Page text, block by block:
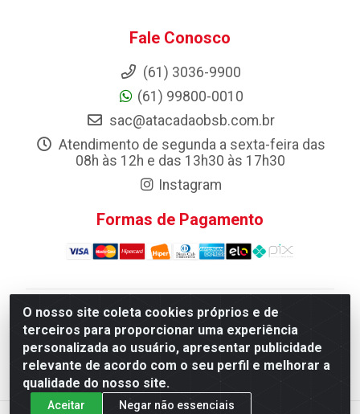
O nosso site coleta cookies próprios e de
terceiros para proporcionar uma experiência
personalizada ao usuário, apresentar publicidade
relevante de acordo com o seu perfil e melhorar a
qualidade do nosso site.
Aceitar Negar não essenciais
Fale Conosco
(61) 3036-9900
(61) 99800-0010
sac@atacadaobsb.com.br
Atendimento de segunda a sexta-feira das
08h às 12h e das 13h30 às 17h30
Instagram
Formas de Pagamento
Atacadao da Limpeza F. Pereira Queiroz Comercio e
Distribuicao LTDA - Quadra Qi 10 Lotes 39 e, 41 - Setor
Industrial (Taguatinga), Brasília/DF - CEP 72.135-100 -
CNPJ 13.184.675/0001-80